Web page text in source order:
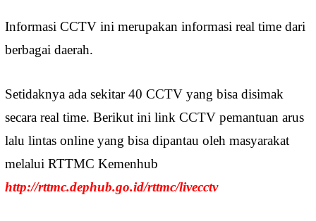
Informasi CCTV ini merupakan informasi real time dari
berbagai daerah.
Setidaknya ada sekitar 40 CCTV yang bisa disimak
secara real time. Berikut ini link CCTV pemantuan arus
lalu lintas online yang bisa dipantau oleh masyarakat
melalui RTTMC Kemenhub
http://rttmc.dephub.go.id/rttmc/livecctv